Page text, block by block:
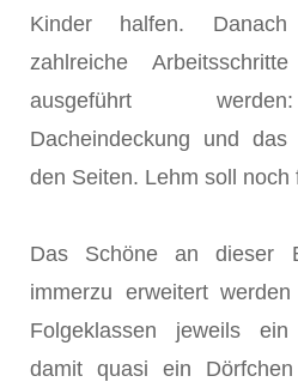
Kinder halfen.
zahlreiche
ausgeführt
Dacheindeckung und das
den Seiten. Lehm soll noch
Das Schöne an dieser
immerzu erweitert
Folgeklassen jeweils
damit quasi ein